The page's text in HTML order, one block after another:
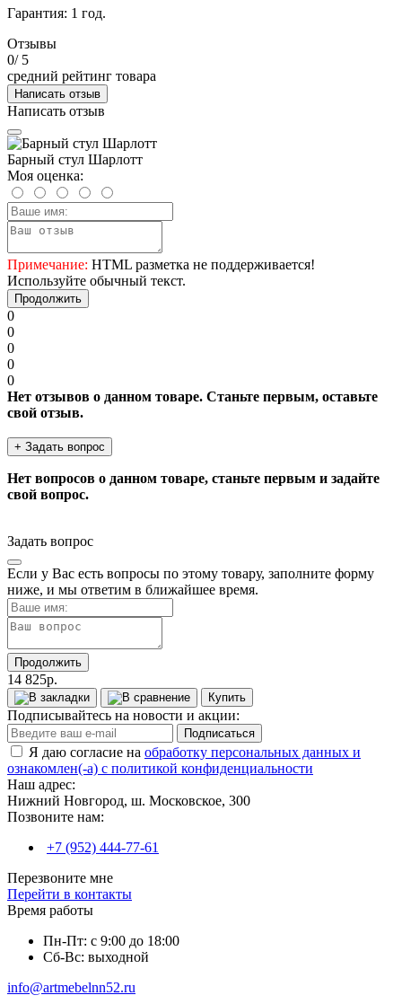
Гарантия: 1 год.
Отзывы
0/ 5
средний рейтинг товара
Написать отзыв
Написать отзыв
Барный стул Шарлотт
Моя оценка:
Примечание: HTML разметка не поддерживается!
Используйте обычный текст.
Продолжить
0
0
0
0
0
Нет отзывов о данном товаре. Станьте первым, оставьте
свой отзыв.
+ Задать вопрос
Нет вопросов о данном товаре, станьте первым и задайте
свой вопрос.
Задать вопрос
Если у Вас есть вопросы по этому товару, заполните форму
ниже, и мы ответим в ближайшее время.
Продолжить
14 825р.
Купить
Подписывайтесь на новости и акции:
Подписаться
Я даю согласие на обработку персональных данных и
ознакомлен(-а) с политикой конфиденциальности
Наш адрес:
Нижний Новгород, ш. Московское, 300
Позвоните нам:
+7 (952) 444-77-61
Перезвоните мне
Перейти в контакты
Время работы
Пн-Пт: с 9:00 до 18:00
Сб-Вс: выходной
info@artmebelnn52.ru